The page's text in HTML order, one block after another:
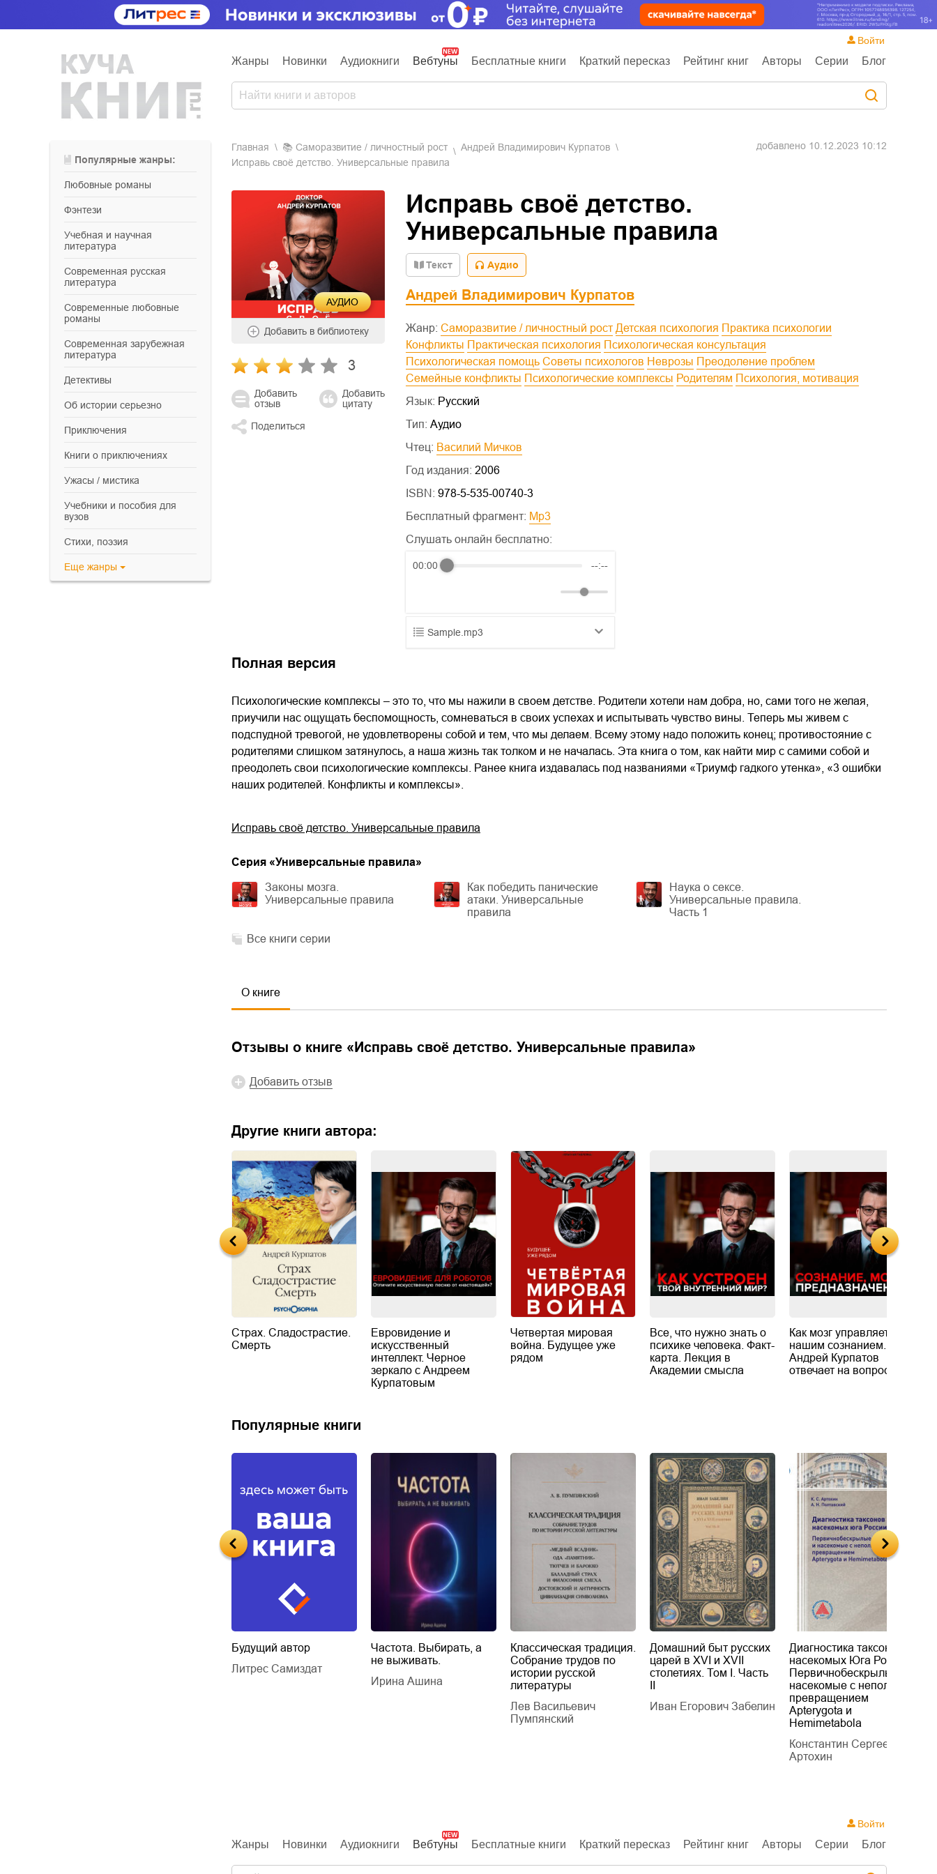
Жанры Новинки Аудиокниги Вебтуны Бесплатные книги Краткий пересказ Рейтинг книг Авторы Серии Блог
Войти
Популярные жанры:
любовные романы
фэнтези
учебная и научная
литература
современная русская
литература
современные любовные
романы
современная зарубежная
литература
детективы
об истории серьезно
приключения
книги о приключениях
ужасы / мистика
учебники и пособия для
вузов
cтихи, поэзия
Еще жанры
Главная 📚 саморазвитие / личностный рост
Андрей Владимирович Курпатов
Исправь своё детство. Универсальные правила
добавлено 10.12.2023 10:12
АУДИО
Добавить в библиотеку
3
Добавить
отзыв
Добавить
цитату
Поделиться
Исправь своё детство.
Универсальные правила
Текст Аудио
Андрей Владимирович Курпатов
Жанр: Саморазвитие / личностный рост Детская психология
Практика психологии
Конфликты
Практическая психология
Психологическая консультация
Психологическая помощь
Советы психологов Неврозы
Преодоление проблем
Семейные конфликты
Психологические комплексы Родителям
Психология, мотивация
Язык: Русский
Тип: Аудио
Чтец:
Василий Мичков
Год издания: 2006
ISBN: 978-5-535-00740-3
Бесплатный фрагмент:
mp3
Слушать онлайн бесплатно:
00:00 --:--
Sample.mp3
03.mp3
Полная версия
Психологические комплексы – это то, что мы нажили в своем детстве. Родители хотели нам добра, но, сами того не желая,
приучили нас ощущать беспомощность, сомневаться в своих успехах и испытывать чувство вины. Теперь мы живем с
подспудной тревогой, не удовлетворены собой и тем, что мы делаем. Всему этому надо положить конец; противостояние с
родителями слишком затянулось, а наша жизнь так толком и не началась. Эта книга о том, как найти мир с самими собой и
преодолеть свои психологические комплексы. Ранее книга издавалась под названиями «Триумф гадкого утенка», «3 ошибки
наших родителей. Конфликты и комплексы».
Исправь своё детство. Универсальные правила
Cерия «Универсальные правила»
Законы мозга.
Универсальные правила
Как победить панические
атаки. Универсальные
правила
Наука о сексе.
Универсальные правила.
Часть 1
Все книги серии
О книге
Отзывы о книге « Исправь своё детство. Универсальные правила»
Добавить отзыв
Другие книги автора:
Страх. Сладострастие.
Смерть
Евровидение и
искусственный
интеллект. Черное
зеркало с Андреем
Курпатовым
Четвертая мировая
война. Будущее уже
рядом
Все, что нужно знать о
психике человека. Факт-
карта. Лекция в
Академии смысла
Как мозг управляет
нашим сознанием.
Андрей Курпатов
отвечает на вопросы
Популярные книги
Будущий автор
Литрес Самиздат
Частота. Выбирать, а
не выживать.
Ирина Ашина
Классическая традиция.
Собрание трудов по
истории русской
литературы
Лев Васильевич
Пумпянский
Домашний быт русских
царей в XVI и XVII
столетиях. Том I. Часть
Иван Егорович Забелин
Диагностика таксонов
насекомых Юга России.
Первичнобескрылые и
насекомые с неполным
превращением
Apterygota и
Hemimetabola
Константин Сергеевич
Артохин
Жанры Новинки Аудиокниги Вебтуны Бесплатные книги Краткий пересказ Рейтинг книг Авторы Серии Блог
Войти